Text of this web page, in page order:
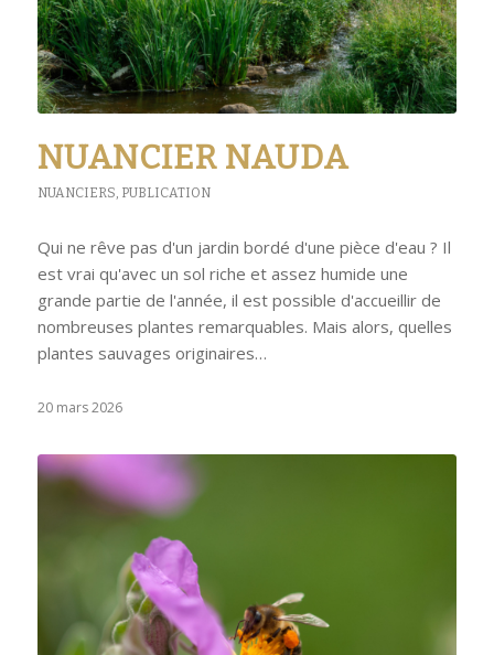
NUANCIER NAUDA
NUANCIERS PUBLICATION
Qui ne rêve pas d'un jardin bordé d'une pièce d'eau ? Il
est vrai qu'avec un sol riche et assez humide une
grande partie de l'année, il est possible d'accueillir de
nombreuses plantes remarquables. Mais alors, quelles
plantes sauvages originaires…
20 mars 2026